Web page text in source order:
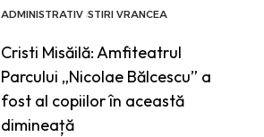
ADMINISTRATIV STIRI VRANCEA
Cristi Misăilă: Amfiteatrul
Parcului „Nicolae Bălcescu” a
fost al copiilor în această
dimineață